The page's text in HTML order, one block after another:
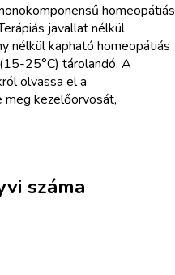
homeopátiás
javallat nélkül
nélkül kapható homeopátiás
25°C) tárolandó. A
olvassa el a
kezelőorvosát,
száma